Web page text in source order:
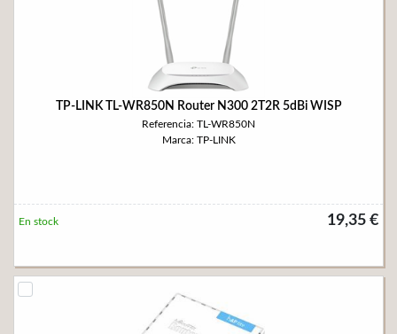
TP-LINK TL-WR850N Router N300 2T2R 5dBi WISP
Referencia: TL-WR850N
Marca: TP-LINK
19,35 €
En stock